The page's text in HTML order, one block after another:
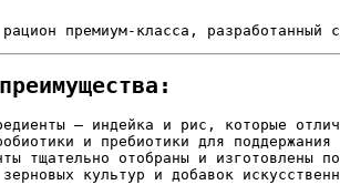
рацион премиум-класса,
— индейка и рис, которые
и пребиотики для
тщательно отобраны и изготовлены
культур и добавок